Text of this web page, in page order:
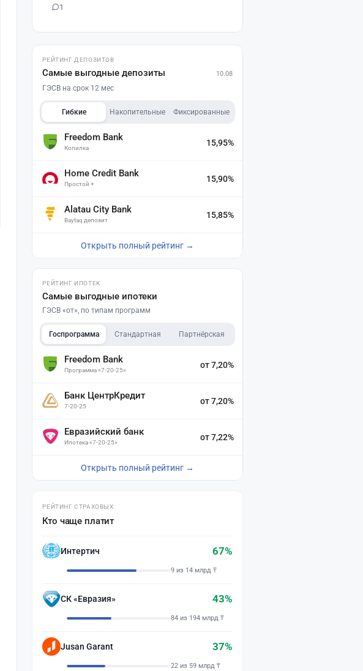
1
РЕЙТИНГ ДЕПОЗИТОВ
Самые выгодные депозиты 10.08
ГЭСВ на срок 12 мес
Гибкие Накопительные Фиксированные
Freedom Bank
Копилка
15,95%
Home Credit Bank
Простой +
15,90%
Alatau City Bank
Baytaq депозит
15,85%
Открыть полный рейтинг →
РЕЙТИНГ ИПОТЕК
Самые выгодные ипотеки
ГЭСВ «от», по типам программ
Госпрограмма Стандартная Партнёрская
Freedom Bank
Программа «7-20-25»
от 7,20%
Банк ЦентрКредит
7-20-25
от 7,20%
Евразийский банк
Ипотека «7-20-25»
от 7,22%
Открыть полный рейтинг →
РЕЙТИНГ СТРАХОВЫХ
Кто чаще платит
Интертич 67%
9 из 14 млрд ₸
СК «Евразия» 43%
84 из 194 млрд ₸
Jusan Garant 37%
22 из 59 млрд ₸